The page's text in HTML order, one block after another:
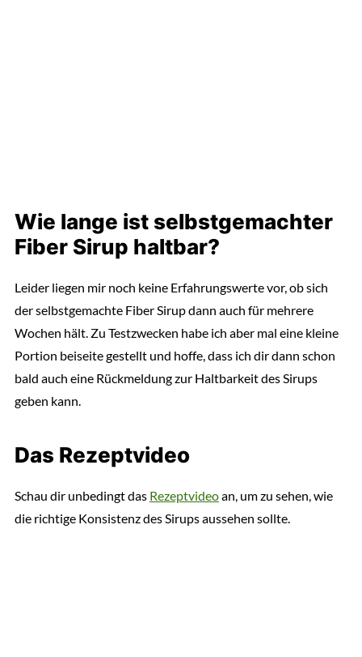
Wie lange ist selbstgemachter
Fiber Sirup haltbar?
Leider liegen mir noch keine Erfahrungswerte vor, ob sich
der selbstgemachte Fiber Sirup dann auch für mehrere
Wochen hält. Zu Testzwecken habe ich aber mal eine kleine
Portion beiseite gestellt und hoffe, dass ich dir dann schon
bald auch eine Rückmeldung zur Haltbarkeit des Sirups
geben kann.
Das Rezeptvideo
Schau dir unbedingt das Rezeptvideoan, um zu sehen, wie
die richtige Konsistenz des Sirups aussehen sollte.